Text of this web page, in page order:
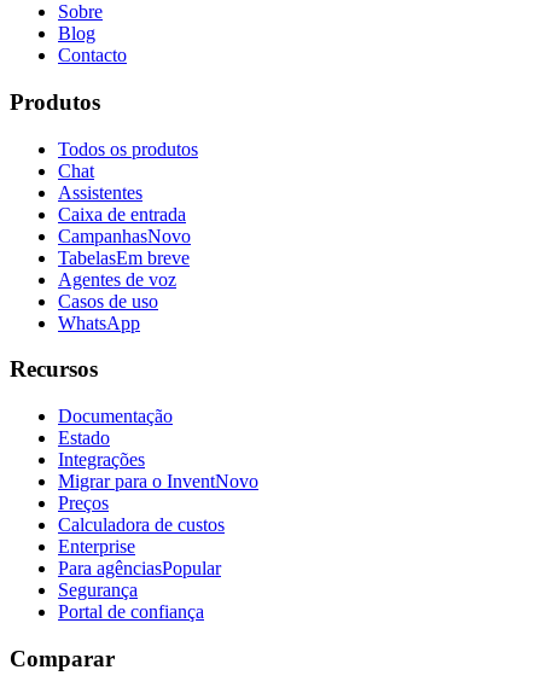
Sobre
Blog
Contacto
Produtos
Todos os produtos
Chat
Assistentes
Caixa de entrada
CampanhasNovo
TabelasEm breve
Agentes de voz
Casos de uso
WhatsApp
Recursos
Documentação
Estado
Integrações
Migrar para o InventNovo
Preços
Calculadora de custos
Enterprise
Para agênciasPopular
Segurança
Portal de confiança
Comparar